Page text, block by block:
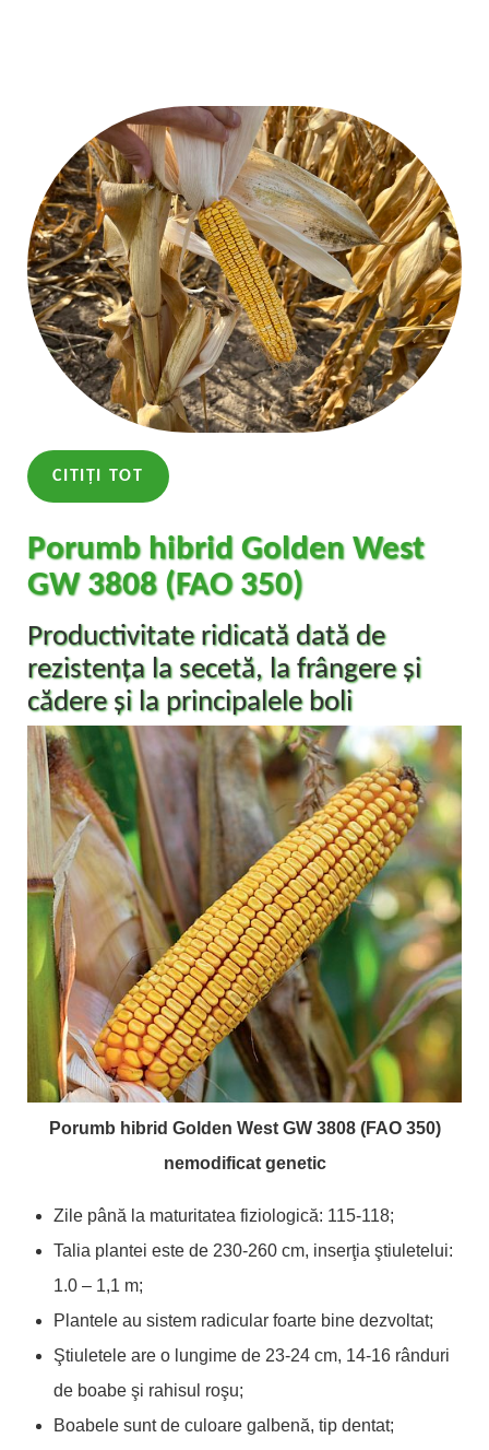
CITIȚI TOT
Porumb hibrid Golden West
GW 3808 (FAO 350)
Productivitate ridicată dată de
rezistența la secetă, la frângere și
cădere și la principalele boli
Porumb hibrid Golden West GW 3808 (FAO 350)
nemodificat genetic
Zile până la maturitatea fiziologică: 115-118;
Talia plantei este de 230-260 cm, inserţia ştiuletelui:
1.0 – 1,1 m;
Plantele au sistem radicular foarte bine dezvoltat;
Ştiuletele are o lungime de 23-24 cm, 14-16 rânduri
de boabe şi rahisul roşu;
Boabele sunt de culoare galbenă, tip dentat;